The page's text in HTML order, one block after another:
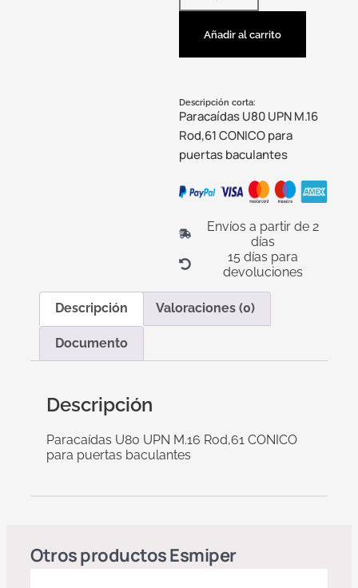
Añadir al carrito
Descripción corta:
Paracaídas U80 UPN M.16
Rod,61 CONICO para
puertas baculantes
Envíos a partir de 2
días
15 días para
devoluciones
Descripción Valoraciones (0)
Documento
Descripción
Paracaídas U80 UPN M.16 Rod,61 CONICO
para puertas baculantes
Otros productosEsmiper